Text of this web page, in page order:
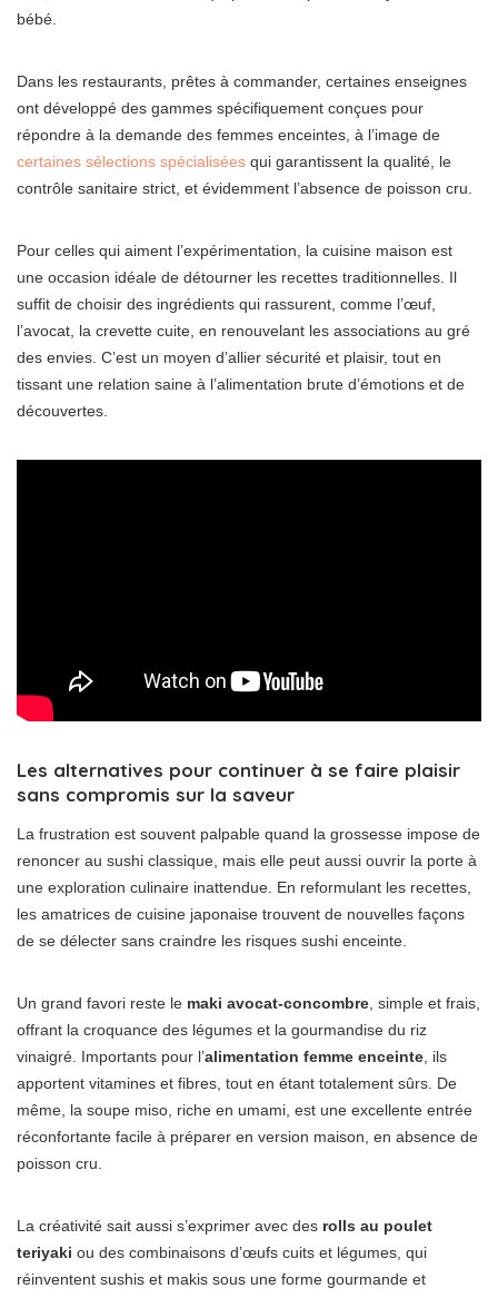
bébé.
Dans les restaurants, prêtes à commander, certaines enseignes
ont développé des gammes spécifiquement conçues pour
répondre à la demande des femmes enceintes, à l’image de
certaines sélections spécialisées qui garantissent la qualité, le
contrôle sanitaire strict, et évidemment l’absence de poisson cru.
Pour celles qui aiment l’expérimentation, la cuisine maison est
une occasion idéale de détourner les recettes traditionnelles. Il
suffit de choisir des ingrédients qui rassurent, comme l’œuf,
l’avocat, la crevette cuite, en renouvelant les associations au gré
des envies. C’est un moyen d’allier sécurité et plaisir, tout en
tissant une relation saine à l’alimentation brute d’émotions et de
découvertes.
Les alternatives pour continuer à se faire plaisir
sans compromis sur la saveur
La frustration est souvent palpable quand la grossesse impose de
renoncer au sushi classique, mais elle peut aussi ouvrir la porte à
une exploration culinaire inattendue. En reformulant les recettes,
les amatrices de cuisine japonaise trouvent de nouvelles façons
de se délecter sans craindre les risques sushi enceinte.
Un grand favori reste le maki avocat-concombre , simple et frais,
offrant la croquance des légumes et la gourmandise du riz
vinaigré. Importants pour l’alimentation femme enceinte , ils
apportent vitamines et fibres, tout en étant totalement sûrs. De
même, la soupe miso, riche en umami, est une excellente entrée
réconfortante facile à préparer en version maison, en absence de
poisson cru.
La créativité sait aussi s’exprimer avec des rolls au poulet
teriyaki ou des combinaisons d’œufs cuits et légumes, qui
réinventent sushis et makis sous une forme gourmande et